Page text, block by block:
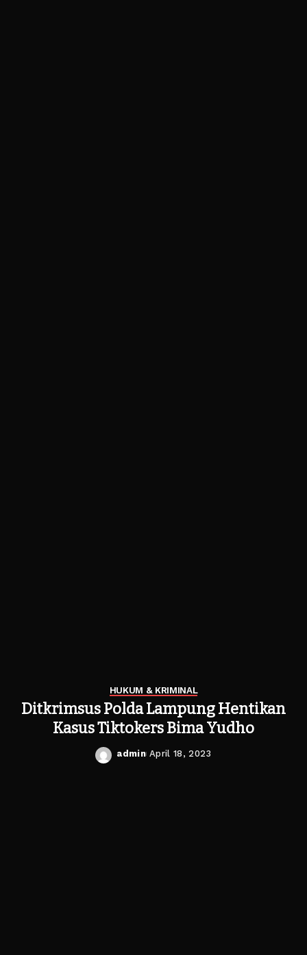
HUKUM & KRIMINAL
Ditkrimsus Polda Lampung Hentikan
Kasus Tiktokers Bima Yudho
Posted
admin April 18, 2023